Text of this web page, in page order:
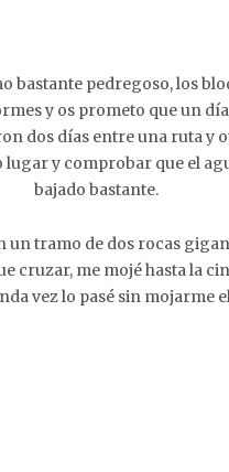
bastante pedregoso, los
y os prometo que un
dos días entre una ruta y
lugar y comprobar que el
bajado bastante.
un tramo de dos rocas
cruzar, me mojé hasta la
vez lo pasé sin mojarme